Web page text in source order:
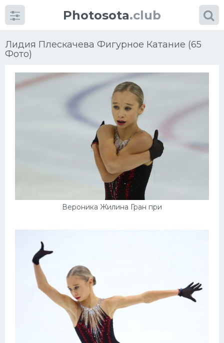
Photosota.club
Лидия Плескачева Фигурное Катание (65
Фото)
Вероника Жилина Гран при
КатегорииФото
Конькобежный спорт
Тренажеры
Интерьер квартиры